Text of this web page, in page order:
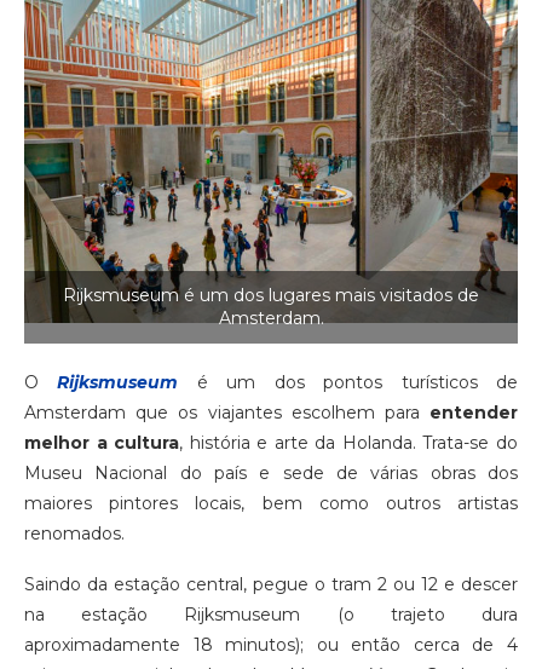
Rijksmuseum é um dos lugares mais visitados de
Amsterdam.
ORijksmuseum é um dos pontos turísticos de
Amsterdam que os viajantes escolhem para entender
melhor a cultura, história e arte da Holanda. Trata-se do
Museu Nacional do país e sede de várias obras dos
maiores pintores locais, bem como outros artistas
renomados.
Saindo da estação central, pegue o tram 2 ou 12 e descer
na estação Rijksmuseum (o trajeto dura
aproximadamente 18 minutos); ou então cerca de 4